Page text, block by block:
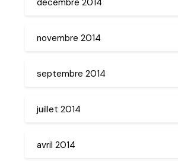
novembre 2014
septembre 2014
juillet 2014
avril 2014